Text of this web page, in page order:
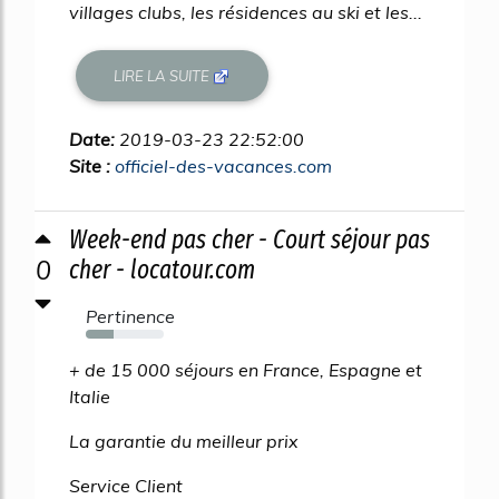
villages clubs, les résidences au ski et les...
LIRE LA SUITE
Date: 2019-03-23 22:52:00
Site : officiel-des-vacances.com
0
Week-end pas cher - Court séjour pas
cher - locatour.com
Pertinence
35%
+ de 15 000 séjours en France, Espagne et
Italie
La garantie du meilleur prix
Service Client